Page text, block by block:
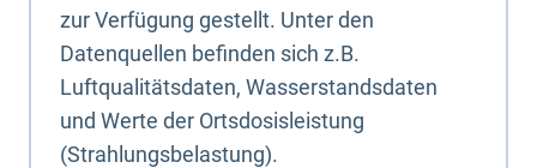
zur Verfügung gestellt. Unter den
Datenquellen befinden sich z.B.
Luftqualitätsdaten, Wasserstandsdaten
und Werte der Ortsdosisleistung
(Strahlungsbelastung).